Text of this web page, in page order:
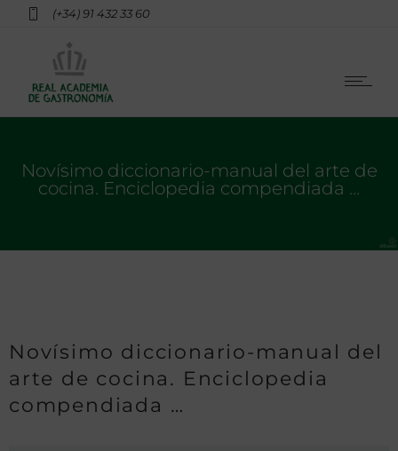
(+34) 91 432 33 60
Novísimo diccionario-manual del arte de
cocina. Enciclopedia compendiada …
Novísimo diccionario-manual del
arte de cocina. Enciclopedia
compendiada …